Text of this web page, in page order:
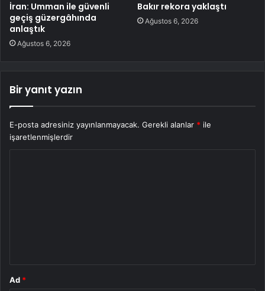
İran: Umman ile güvenli
geçiş güzergâhında
anlaştık
Ağustos 6, 2026
Bakır rekora yaklaştı
Ağustos 6, 2026
Bir yanıt yazın
E-posta adresiniz yayınlanmayacak. Gerekli alanlar * ile
işaretlenmişlerdir
Ad *